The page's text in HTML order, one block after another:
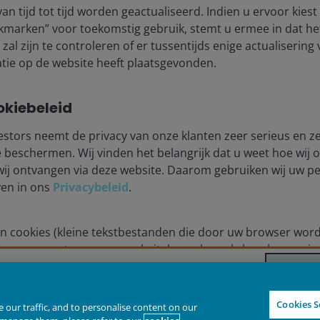
low risk or the ability to control certain risk factors. The
Investors is the name under which investment products
UK Limited (reg. no. 906355), Janus Henderson Fund
de la Liberté, L-1930 Luxembourg, Luxembourg and
improve customer service and for regulatory record keeping
are trademarks of Janus Henderson Group Ltd. or one of its
FUTURETOGETHER
tijd tot tijd worden geactualiseerd. Indien u ervoor kiest
voor toekomstig gebruik, stemt u ermee in dat
zijn te controleren of er tussentijds enige actualisering
op de website heeft plaatsgevonden.
neemt de privacy van onze klanten zeer serieus en
Wij vinden het belangrijk dat u weet hoe wij
ontvangen via deze website. Daarom gebruiken wij uw
in ons Privacybeleid.
cookies (kleine tekstbestanden die door uw browser
aspecten van uw websitebezoek, zoals beschreven
door Janus Henderson Investors. Janus Henderson
en -diensten worden aangeboden door Janus
our traffic, and to personalise content on our
Cookies